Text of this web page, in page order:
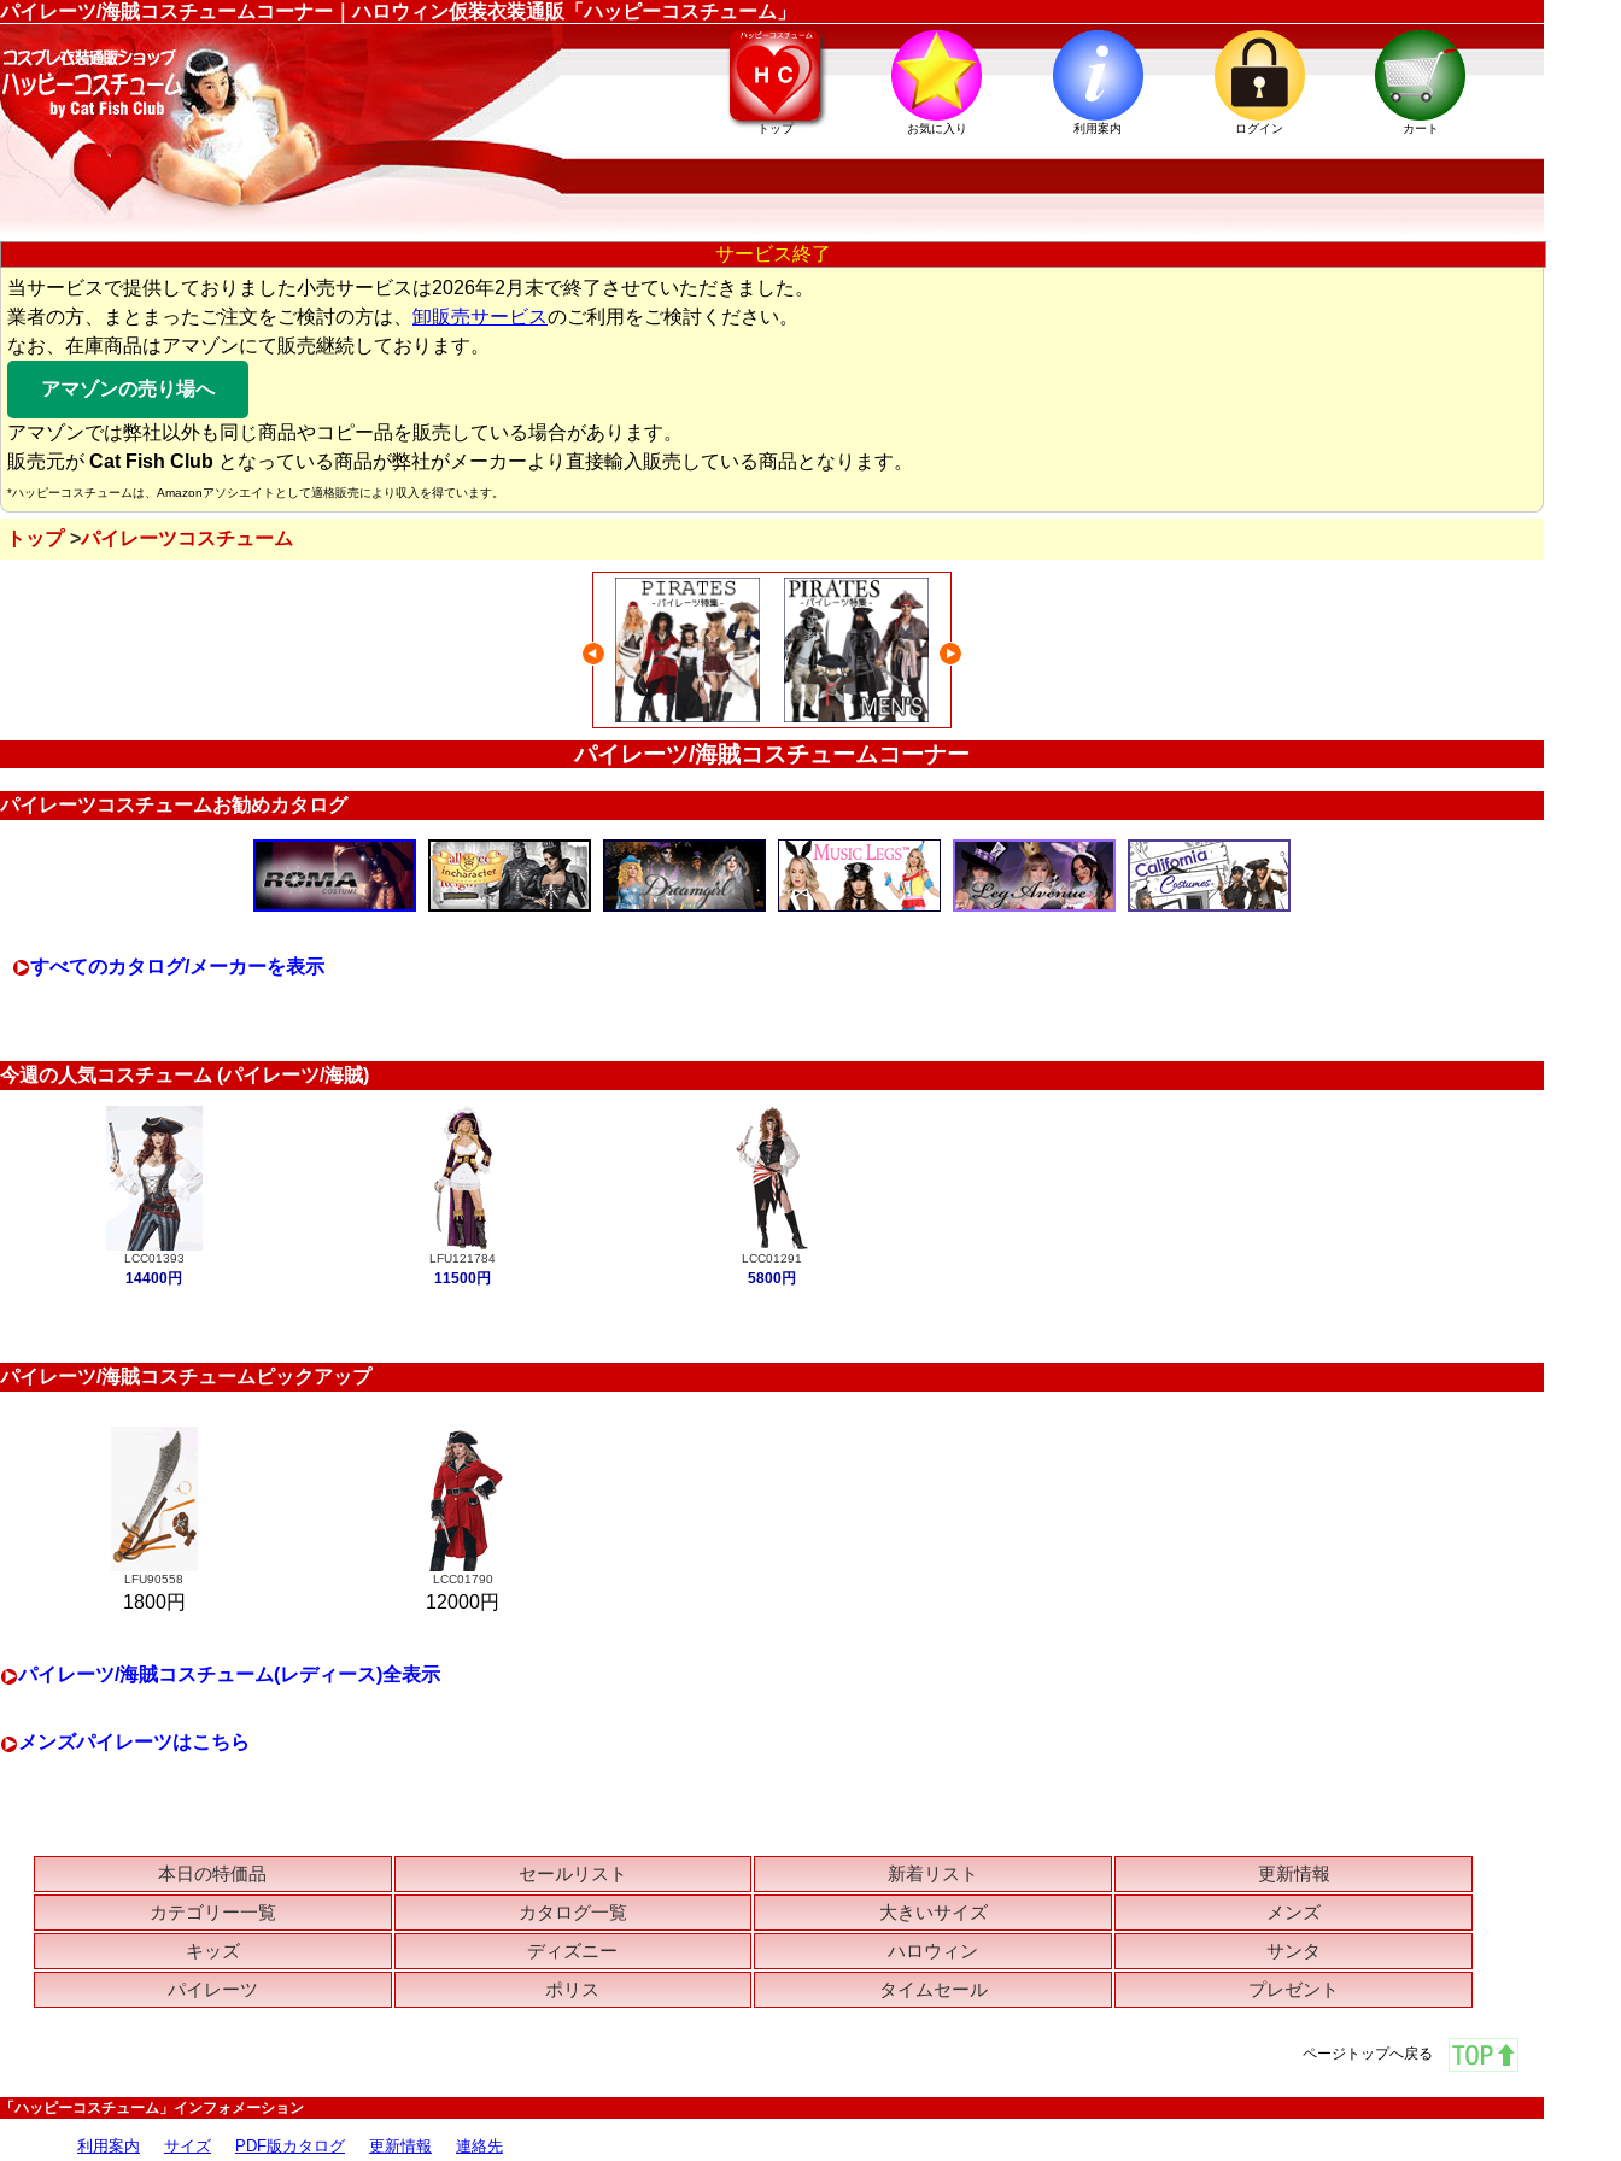
パイレーツ/海賊コスチュームコーナー｜ハロウィン仮装衣装通販「ハッピーコスチューム」
トップ お気に入り 利用案内 ログイン カート
サービス終了
当サービスで提供しておりました小売サービスは2026年2月末で終了させていただきました。
業者の方、まとまったご注文をご検討の方は、 卸販売サービスのご利用をご検討ください。
なお、在庫商品はアマゾンにて販売継続しております。
アマゾンの売り場へ
アマゾンでは弊社以外も同じ商品やコピー品を販売している場合があります。
販売元が Cat Fish Club となっている商品が弊社がメーカーより直接輸入販売している商品となります。
*ハッピーコスチュームは、Amazonアソシエイトとして適格販売により収入を得ています。
トップ パイレーツコスチューム
パイレーツ/海賊コスチュームコーナー
パイレーツコスチュームお勧めカタログ
すべてのカタログ/メーカーを表示
今週の人気コスチューム (パイレーツ/海賊)
LCC01393
14400円
LFU121784
11500円
LCC01291
5800円
パイレーツ/海賊コスチュームピックアップ
LFU90558
1800円
LCC01790
12000円
パイレーツ/海賊コスチューム(レディース)全表示
メンズパイレーツはこちら
本日の特価品 セールリスト 新着リスト
更新情報
カテゴリー一覧
カタログ一覧 大きいサイズ
メンズ
キッズ
ディズニー ハロウィン
サンタ
パイレーツ
ポリス タイムセール プレゼント
ページトップへ戻る
「ハッピーコスチューム」インフォメーション
利用案内 サイズ PDF版カタログ 更新情報 連絡先